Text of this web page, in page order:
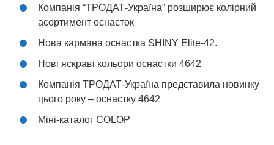
Компанія “ТРОДАТ-Україна” розширює колірний
асортимент оснасток
Нова кармана оснастка SHINY Elite-42.
Нові яскраві кольори оснастки 4642
Компанія ТРОДАТ-Україна представила новинку
цього року – оснастку 4642
Міні-каталог COLOP